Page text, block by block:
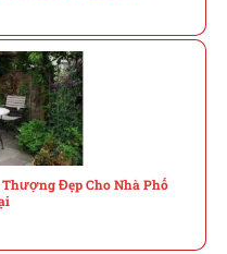
Đẹp Cho Nhà Phố